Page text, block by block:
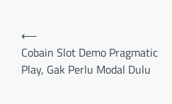
Post
navigation
⟵
Cobain Slot Demo Pragmatic
Play, Gak Perlu Modal Dulu